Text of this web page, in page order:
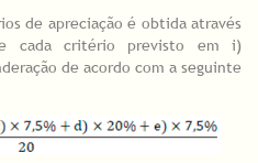
de apreciação é obtida através
cada critério previsto em i)
de acordo com a seguinte